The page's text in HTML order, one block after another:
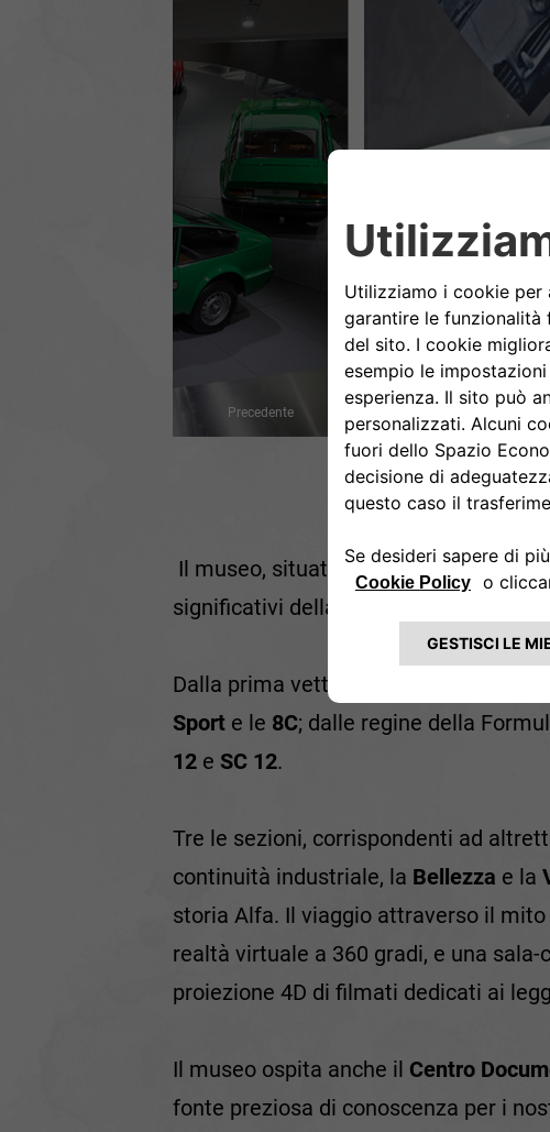
Precedente
Il museo, situato all'interno dell'area
significativi della collezione storica del
Dalla prima vettura
Sport e le 8C; dalle regine della
12 e SC 12.
Tre le sezioni, corrispondenti ad
continuità industriale, la Bellezza e la
storia Alfa. Il viaggio attraverso il
realtà virtuale a 360 gradi, e una
proiezione 4D di filmati dedicati ai
Il museo ospita anche il Centro
fonte preziosa di conoscenza per i